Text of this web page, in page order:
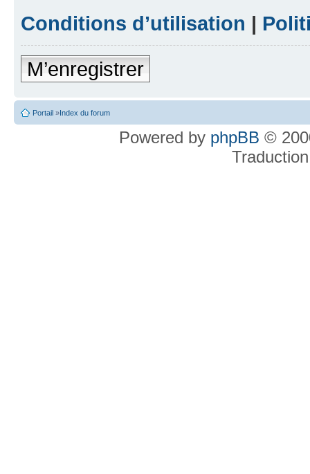
Conditions d’utilisation |
M’enregistrer
Portail »Index du forum
Powered by phpBB ©